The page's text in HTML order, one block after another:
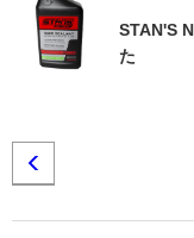
STAN'S
た